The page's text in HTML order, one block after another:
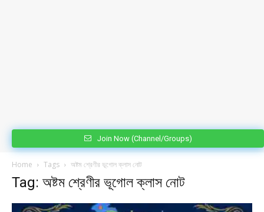
Join Now (Channel/Groups)
Home Tags অষ্টম শ্রেণীর ভূগোল ক্লাস নোট
Tag: অষ্টম শ্রেণীর ভূগোল ক্লাস নোট